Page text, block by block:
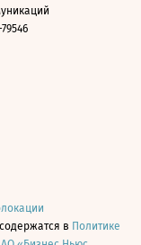
в Политике